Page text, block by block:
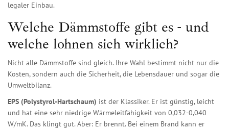
legaler Einbau.
Welche Dämmstoffe gibt es - und
welche lohnen sich wirklich?
Nicht alle Dämmstoffe sind gleich. Ihre Wahl bestimmt nicht nur die
Kosten, sondern auch die Sicherheit, die Lebensdauer und sogar die
Umweltbilanz.
EPS (Polystyrol-Hartschaum) ist der Klassiker. Er ist günstig, leicht
und hat eine sehr niedrige Wärmeleitfähigkeit von 0,032-0,040
W/mK. Das klingt gut. Aber: Er brennt. Bei einem Brand kann er